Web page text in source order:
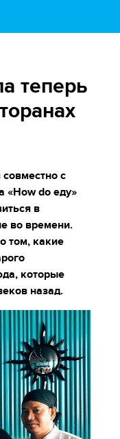
теперь
с
«How do еду»
в
во времени.
том, какие
которые
назад.